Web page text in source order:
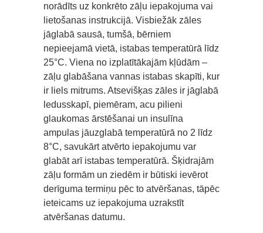
norādīts uz konkrēto zāļu iepakojuma vai
lietošanas instrukcijā. Visbiežāk zāles
jāglabā sausā, tumšā, bērniem
nepieejamā vietā, istabas temperatūrā līdz
25°C. Viena no izplatītākajām kļūdām –
zāļu glabāšana vannas istabas skapīti, kur
ir liels mitrums. Atsevišķas zāles ir jāglabā
ledusskapī, piemēram, acu pilieni
glaukomas ārstēšanai un insulīna
ampulas jāuzglabā temperatūrā no 2 līdz
8°C, savukārt atvērto iepakojumu var
glabāt arī istabas temperatūrā. Šķidrajām
zāļu formām un ziedēm ir būtiski ievērot
derīguma termiņu pēc to atvēršanas, tāpēc
ieteicams uz iepakojuma uzrakstīt
atvēršanas datumu.